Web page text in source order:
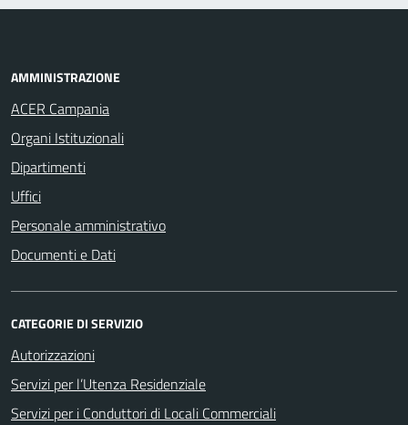
AMMINISTRAZIONE
ACER Campania
Organi Istituzionali
Dipartimenti
Uffici
Personale amministrativo
Documenti e Dati
CATEGORIE DI SERVIZIO
Autorizzazioni
Servizi per l’Utenza Residenziale
Servizi per i Conduttori di Locali Commerciali